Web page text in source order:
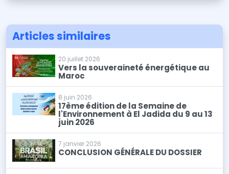
Articles similaires
20 juillet 2026
Vers la souveraineté énergétique au
Maroc
8 juin 2026
17ème édition de la Semaine de
l'Environnement à El Jadida du 9 au 13
juin 2026
7 janvier 2026
CONCLUSION GÉNÉRALE DU DOSSIER